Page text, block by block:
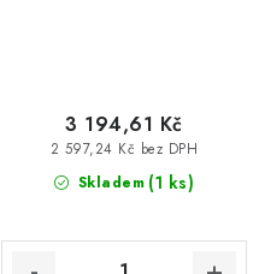
Skladem (1 ks)
2 597,24 Kč bez DPH
3 194,61 Kč